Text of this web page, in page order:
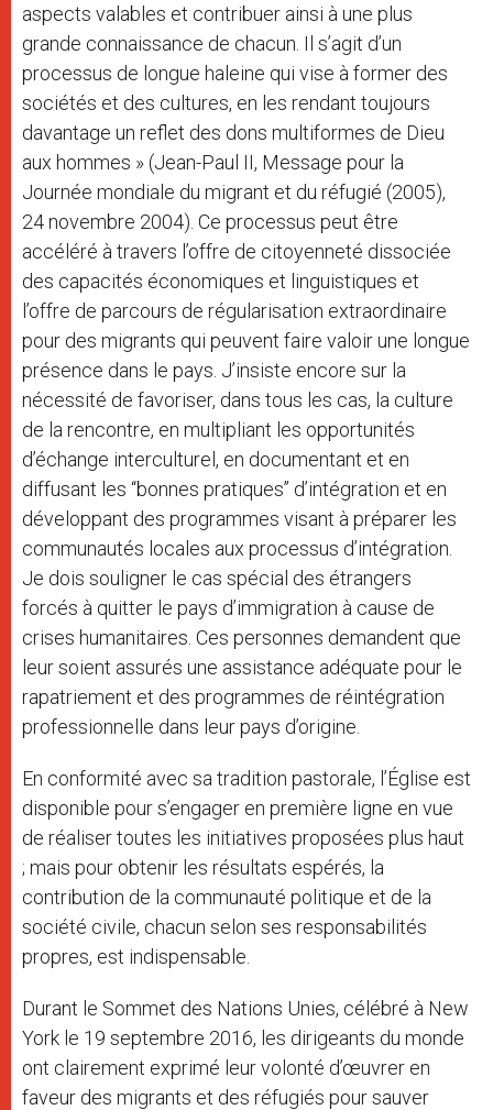
aspects valables et contribuer ainsi à une plus
grande connaissance de chacun. Il s’agit d’un
processus de longue haleine qui vise à former des
sociétés et des cultures, en les rendant toujours
davantage un reflet des dons multiformes de Dieu
aux hommes » (Jean-Paul II, Message pour la
Journée mondiale du migrant et du réfugié (2005),
24 novembre 2004). Ce processus peut être
accéléré à travers l’offre de citoyenneté dissociée
des capacités économiques et linguistiques et
l’offre de parcours de régularisation extraordinaire
pour des migrants qui peuvent faire valoir une longue
présence dans le pays. J’insiste encore sur la
nécessité de favoriser, dans tous les cas, la culture
de la rencontre, en multipliant les opportunités
d’échange interculturel, en documentant et en
diffusant les ‘‘bonnes pratiques’’ d’intégration et en
développant des programmes visant à préparer les
communautés locales aux processus d’intégration.
Je dois souligner le cas spécial des étrangers
forcés à quitter le pays d’immigration à cause de
crises humanitaires. Ces personnes demandent que
leur soient assurés une assistance adéquate pour le
rapatriement et des programmes de réintégration
professionnelle dans leur pays d’origine.
En conformité avec sa tradition pastorale, l’Église est
disponible pour s’engager en première ligne en vue
de réaliser toutes les initiatives proposées plus haut
; mais pour obtenir les résultats espérés, la
contribution de la communauté politique et de la
société civile, chacun selon ses responsabilités
propres, est indispensable.
Durant le Sommet des Nations Unies, célébré à New
York le 19 septembre 2016, les dirigeants du monde
ont clairement exprimé leur volonté d’œuvrer en
faveur des migrants et des réfugiés pour sauver